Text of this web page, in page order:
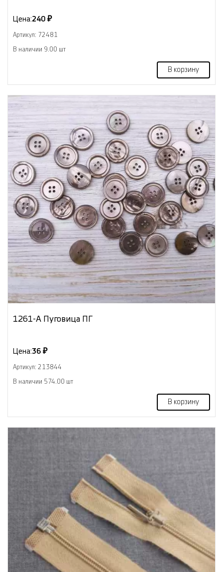
Цена:240 ₽
Артикул: 72481
В наличии 9.00 шт
В корзину
1261-А Пуговица ПГ
Цена:36 ₽
Артикул: 213844
В наличии 574.00 шт
В корзину